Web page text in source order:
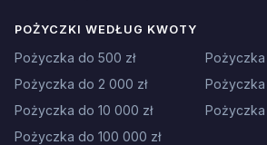
POŻYCZKI WEDŁUG KWOTY
Pożyczka do 500 zł
Pożyczka
Pożyczka do 2 000 zł
Pożyczka
Pożyczka do 10 000 zł
Pożyczka do 100 000 zł